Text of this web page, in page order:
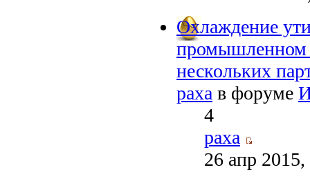
Охлаждение
промышленном
нескольких
paxa в форуме
4
paxa
26 апр